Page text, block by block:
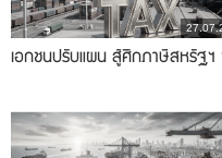
เอกชนปรับแผน สู้ศึกภาษีสหรัฐฯ